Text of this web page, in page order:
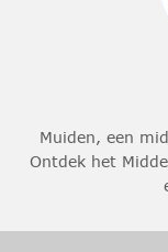
Muiden, een
Ontdek het